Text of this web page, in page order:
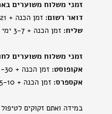
זמני משלוח משוערים
דואר רשום: זמן הכנה + 7-21 ימי עסקים
שליח: זמן הכנה + 3-7 ימי עסקים
זמני משלוח משוערים
אקופוסט: זמן הכנה + 21-30 ימי עסקים
אקספרס: זמן הכנה + 5-10 ימי עסקים
במידה ואתם זקוקים